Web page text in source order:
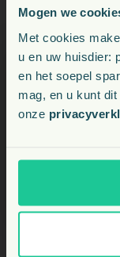
Mogen we
Met cookies
u en uw huisdier:
en het soepel
mag, en u kunt
onze
YowUp! Ice
gram
vanaf